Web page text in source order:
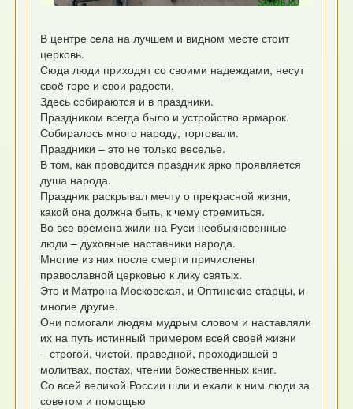
В центре села на лучшем и видном месте стоит
церковь.
Сюда люди приходят со своими надеждами, несут
своё горе и свои радости.
Здесь собираются и в праздники.
Праздником всегда было и устройство ярмарок.
Собиралось много народу, торговали.
Праздники – это не только веселье.
В том, как проводится праздник ярко проявляется
душа народа.
Праздник раскрывал мечту о прекрасной жизни,
какой она должна быть, к чему стремиться.
Во все времена жили на Руси необыкновенные
люди – духовные наставники народа.
Многие из них после смерти причислены
православной церковью к лику святых.
Это и Матрона Московская, и Оптинские старцы, и
многие другие.
Они помогали людям мудрым словом и наставляли
их на путь истинный примером всей своей жизни
– строгой, чистой, праведной, проходившей в
молитвах, постах, чтении божественных книг.
Со всей великой России шли и ехали к ним люди за
советом и помощью